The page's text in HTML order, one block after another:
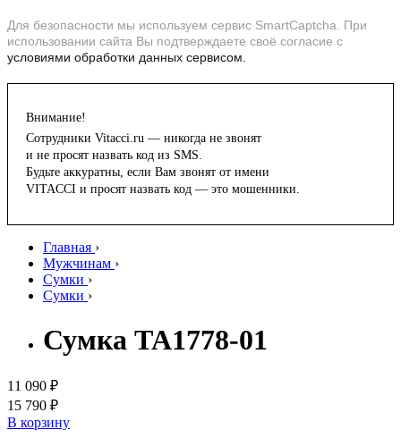
Для безопасности мы используем сервис SmartCaptcha. При
использовании сайта Вы подтверждаете своё согласие с
условиями обработки данных сервисом.
Внимание!
Сотрудники Vitacci.ru — никогда не звонят
и не просят назвать код из SMS.
Будьте аккуратны, если Вам звонят от имени
VITACCI и просят назвать код — это мошенники.
Главная ›
Мужчинам ›
Сумки ›
Сумки ›
Сумка TA1778-01
11 090 ₽
15 790 ₽
В корзину